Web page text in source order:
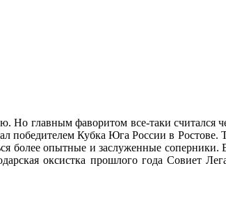
Но главным фаворитом все-таки
победителем Кубка Юга России в
более опытные и заслуженные
оксистка прошлого года Совиет